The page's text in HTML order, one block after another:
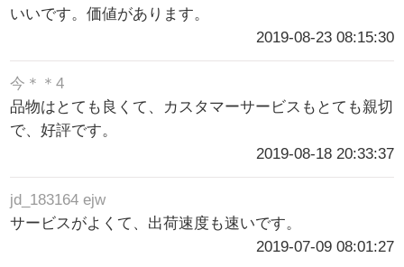
いいです。価値があります。
2019-08-23 08:15:30
今＊＊4
品物はとても良くて、カスタマーサービスもとても親切
で、好評です。
2019-08-18 20:33:37
jd_183164 ejw
サービスがよくて、出荷速度も速いです。
2019-07-09 08:01:27